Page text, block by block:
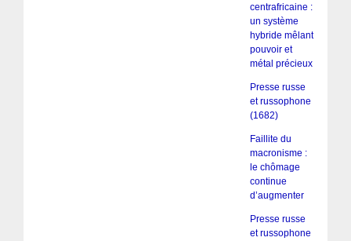
centrafricaine :
un système
hybride mêlant
pouvoir et
métal précieux
Presse russe
et russophone
(1682)
Faillite du
macronisme :
le chômage
continue
d’augmenter
Presse russe
et russophone